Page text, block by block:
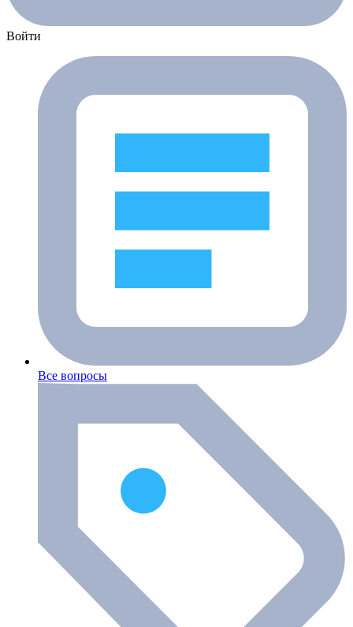
Войти
Все вопросы